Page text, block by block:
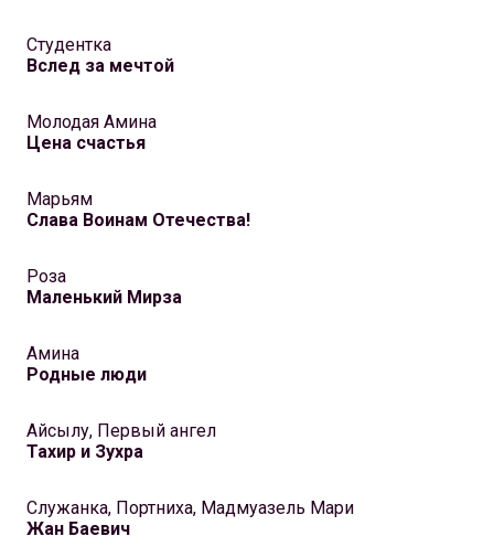
Студентка
Вслед за мечтой
Молодая Амина
Цена счастья
Марьям
Слава Воинам Отечества!
Роза
Маленький Мирза
Амина
Родные люди
Айсылу, Первый ангел
Тахир и Зухра
Служанка, Портниха, Мадмуазель Мари
Жан Баевич